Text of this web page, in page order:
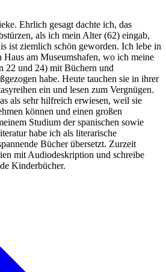
Ehrlich gesagt dachte ich, das
als ich mein Alter (62) eingab,
ist ziemlich schön geworden. Ich lebe in
am Museumshafen, wo ich meine
22 und 24) mit Büchern und
habe. Heute tauchen sie in ihrer
ein und lesen zum Vergnügen.
als sehr hilfreich erwiesen, weil sie
können und einen großen
Studium der spanischen sowie
habe ich als literarische
Bücher übersetzt. Zurzeit
mit Audiodeskription und schreibe
Kinderbücher.